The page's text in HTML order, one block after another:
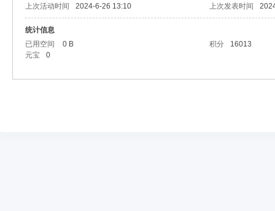
上次活动时间
2024-6-26 13:10 上次发表时间
统计信息
已用空间
0 B 积分
16013
元宝
0